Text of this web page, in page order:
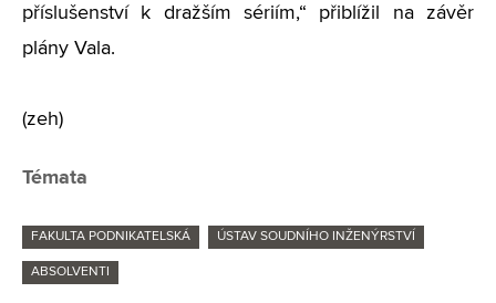
příslušenství k dražším sériím,“ přiblížil na závěr
plány Vala.
(zeh)
Témata
FAKULTA PODNIKATELSKÁ ÚSTAV SOUDNÍHO INŽENÝRSTVÍ
ABSOLVENTI